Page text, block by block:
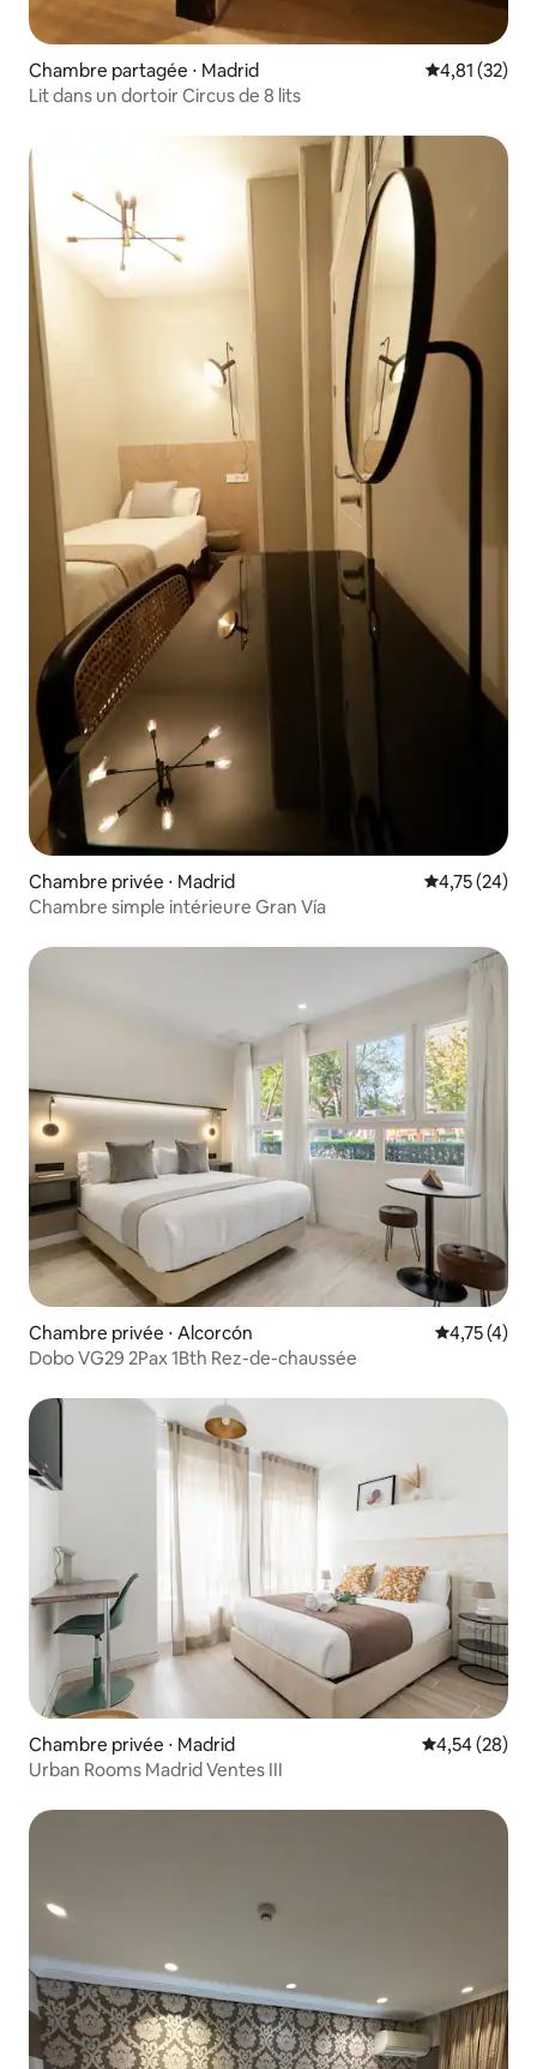
Chambre partagée ⋅ Madrid Évaluation
4,81 (32)
Lit dans un dortoir Circus de 8 lits
Chambre privée ⋅ Madrid Évaluation
4,75 (24)
Chambre simple intérieure Gran Vía
Chambre privée ⋅ Alcorcón Évaluation
4,75 (4)
Dobo VG29 2Pax 1Bth Rez-de-chaussée
Chambre privée ⋅ Madrid Évaluation
4,54 (28)
Urban Rooms Madrid Ventes III